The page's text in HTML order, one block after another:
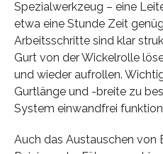
Spezialwerkzeug – eine
etwa eine Stunde Zeit
Arbeitsschritte sind klar
Gurt von der Wickelrolle
und wieder aufrollen.
Gurtlänge und -breite zu
System einwandfrei
Auch das Austauschen von